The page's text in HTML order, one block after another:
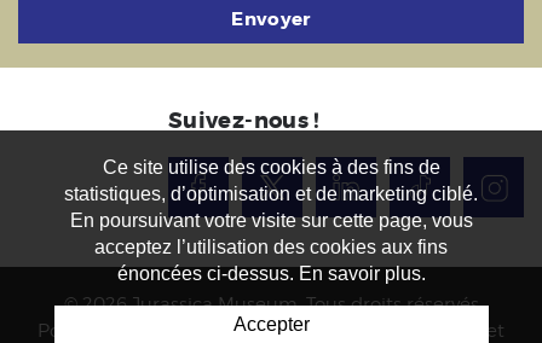
Envoyer
Suivez-nous !
© 2026 Jurassica Museum. Tous droits réservés
Powered by Artionet
-Generated with IceCube2.Net
Ce site utilise des cookies à des fins de
statistiques, d’optimisation et de marketing ciblé.
En poursuivant votre visite sur cette page, vous
acceptez l’utilisation des cookies aux fins
énoncées ci-dessus. En savoir plus.
Accepter